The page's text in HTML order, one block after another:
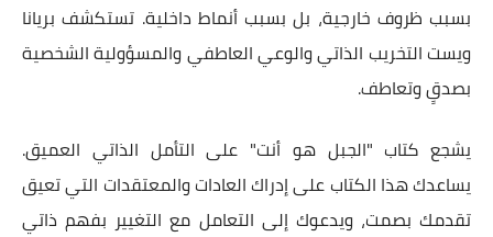
بسبب ظروف خارجية، بل بسبب أنماط داخلية. تستكشف بريانا
ويست التخريب الذاتي والوعي العاطفي والمسؤولية الشخصية
بصدقٍ وتعاطف.
يشجع كتاب "الجبل هو أنت" على التأمل الذاتي العميق.
يساعدك هذا الكتاب على إدراك العادات والمعتقدات التي تعيق
تقدمك بصمت، ويدعوك إلى التعامل مع التغيير بفهم ذاتي